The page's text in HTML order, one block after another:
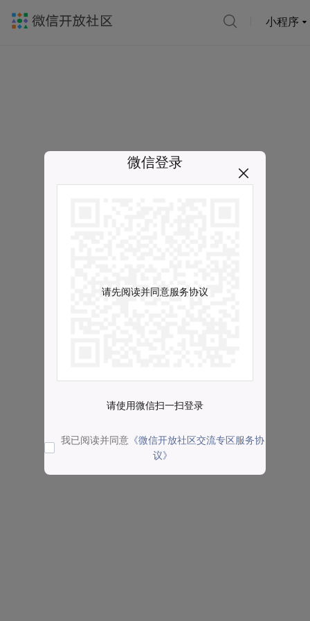
小程序
微信登录
请先阅读并同意服务协议
请使用微信扫一扫登录
我已阅读并同意 《微信开放社区交流专区服务协
议》